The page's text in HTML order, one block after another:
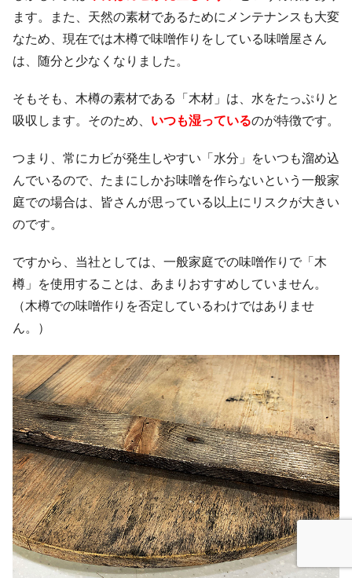
ます。また、天然の素材であるためにメンテナンスも大変
なため、現在では木樽で味噌作りをしている味噌屋さん
は、随分と少なくなりました。
そもそも、木樽の素材である「木材」は、水をたっぷりと
吸収します。そのため、 いつも湿っているのが特徴です。
つまり、常にカビが発生しやすい「水分」をいつも溜め込
んでいるので、たまにしかお味噌を作らないという一般家
庭での場合は、皆さんが思っている以上にリスクが大きい
のです。
ですから、当社としては、一般家庭での味噌作りで「木
樽」を使用することは、あまりおすすめしていません。
（木樽での味噌作りを否定しているわけではありませ
ん。）